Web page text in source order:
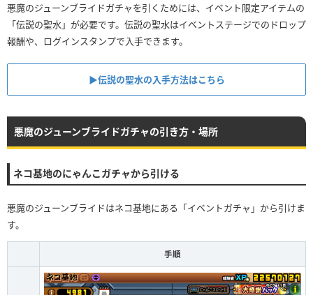
悪魔のジューンブライドガチャを引くためには、イベント限定アイテムの
「伝説の聖水」が必要です。伝説の聖水はイベントステージでのドロップ
報酬や、ログインスタンプで入手できます。
▶︎伝説の聖水の入手方法はこちら
悪魔のジューンブライドガチャの引き方・場所
ネコ基地のにゃんこガチャから引ける
悪魔のジューンブライドはネコ基地にある「イベントガチャ」から引けま
す。
手順